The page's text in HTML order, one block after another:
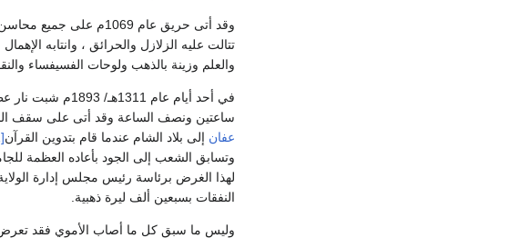
تتالت عليه الزلازل والحرائق ، وانتابه
والعلم وزينة بالذهب ولوحات الفسيفساء
في أحد أيام
ساعتين ونصف الساعة وقد أتى على سقف
عفان إلى بلاد الشام عندما قام بتدوين القرآن
وتسابق الشعب إلى الجود بأعاده العظمة للجامع. في عام 1314هـ / 1896م بدأت عمليات ترميم المسجد
لهذا الغرض برئاسة رئيس مجلس إدارة
النفقات بسبعين ألف ليرة ذهبية.
وليس ما سبق كل ما أصاب الأموي فقد تعرض